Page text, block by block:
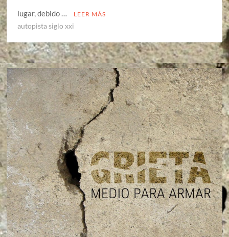
lugar, debido …
LEER MÁS
autopista siglo xxi